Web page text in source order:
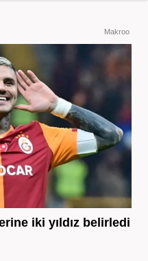
Makroo
iki yıldız belirledi